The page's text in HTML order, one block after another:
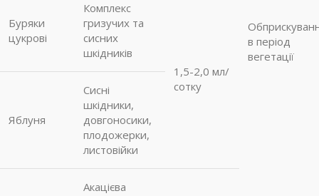
в період
вегетації
Буряки
цукрові
Комплекс
гризучих та
сисних
шкідників
1,5-2,0 мл/
сотку
Яблуня
Сисні
шкідники,
довгоносики,
плодожерки,
листовійки
Акацієва